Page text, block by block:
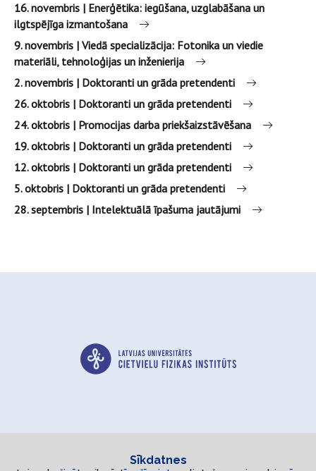
16. novembris | Enerģētika: iegūšana, uzglabāšana un
ilgtspējīga izmantošana
9. novembris | Viedā specializācija: Fotonika un viedie
materiāli, tehnoloģijas un inženierija
2. novembris | Doktoranti un grāda pretendenti
26. oktobris | Doktoranti un grāda pretendenti
24. oktobris | Promocijas darba priekšaizstāvēšana
19. oktobris | Doktoranti un grāda pretendenti
12. oktobris | Doktoranti un grāda pretendenti
5. oktobris | Doktoranti un grāda pretendenti
28. septembris | Intelektuālā īpašuma jautājumi
Sīkdatnes